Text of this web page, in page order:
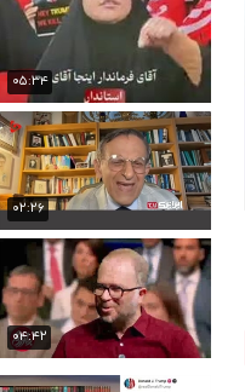
۰۵:۳۴
۰۲:۲۶
۰۴:۴۲